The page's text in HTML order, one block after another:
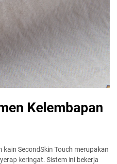
Kelembapan
SecondSkin Touch merupakan
keringat. Sistem ini bekerja